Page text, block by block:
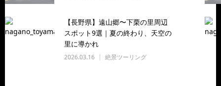
【長野県】遠山郷〜下栗の里周辺
スポット9選｜夏の終わり、天空の
里に導かれ
2026.03.16 絶景ツーリング